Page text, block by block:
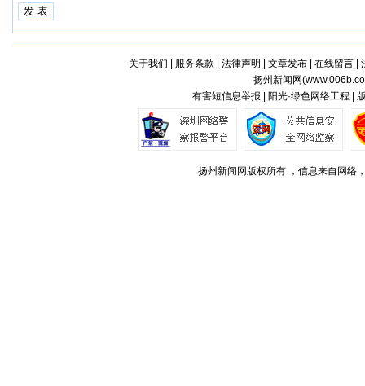
关于我们 服务条款 法律声明 文章发布| 在线留言|
扬州新闻网(
有害短信息举报 | 阳光·绿色网络工程 |
扬州新闻网版权所有 ，信息来自网络